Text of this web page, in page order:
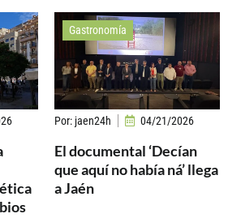
Gastronomía
Por: jaen24h 04/21/2026
El documental ‘Decían
que aquí no había ná’ llega
a Jaén